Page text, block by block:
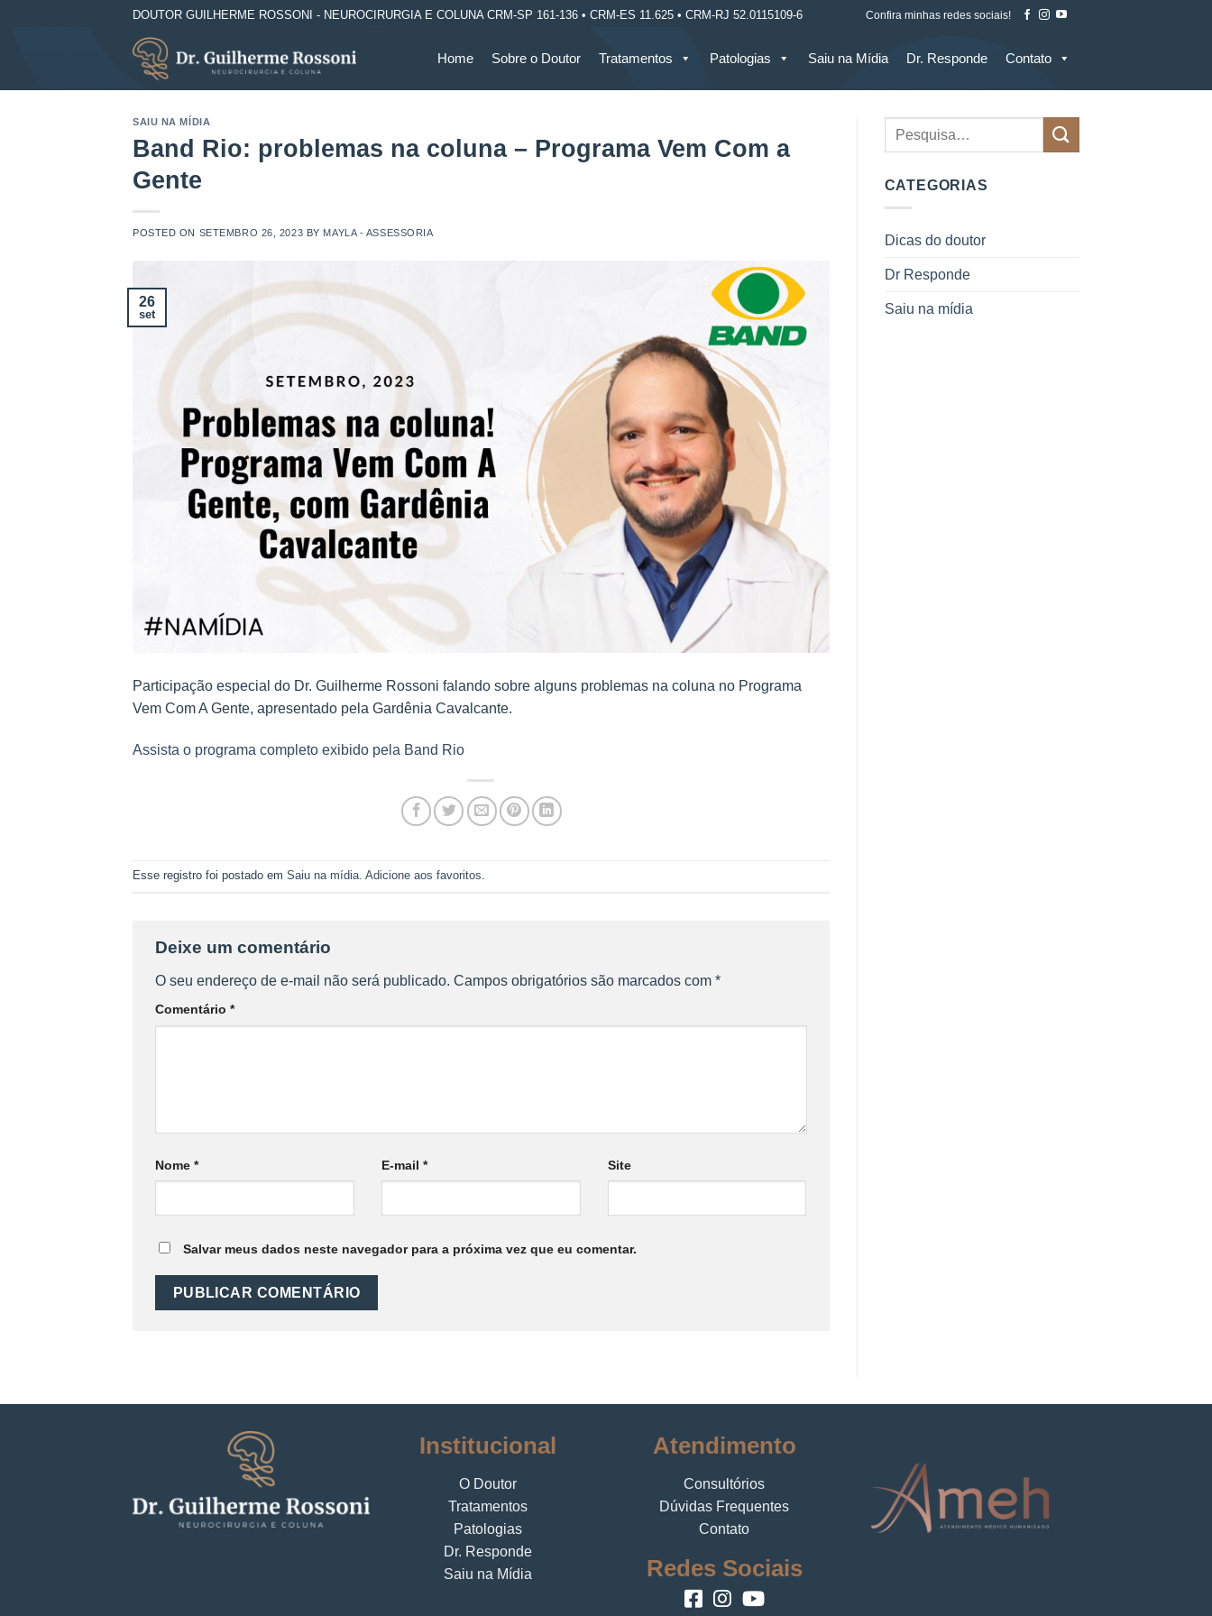
DOUTOR GUILHERME ROSSONI - NEUROCIRURGIA E COLUNA CRM-SP 161-136 • CRM-ES 11.625 • CRM-RJ 52.0115109-6 Confira minhas redes sociais!
Home Sobre o Doutor Tratamentos Patologias Saiu na Mídia Dr. Responde Contato
SAIU NA MÍDIA
Band Rio: problemas na coluna – Programa Vem Com a
Gente
POSTED ON SETEMBRO 26, 2023 BY MAYLA - ASSESSORIA
26
set
Participação especial do Dr. Guilherme Rossoni falando sobre alguns problemas na coluna no Programa
Vem Com A Gente, apresentado pela Gardênia Cavalcante.
Assista o programa completo exibido pela Band Rio
Esse registro foi postado em Saiu na mídia. Adicione aos favoritos.
Deixe um comentário
O seu endereço de e-mail não será publicado. Campos obrigatórios são marcados com *
Comentário *
Nome * E-mail * Site
Salvar meus dados neste navegador para a próxima vez que eu comentar.
CATEGORIAS
Dicas do doutor
Dr Responde
Saiu na mídia
Institucional
O Doutor
Tratamentos
Patologias
Dr. Responde
Saiu na Mídia
Atendimento
Consultórios
Dúvidas Frequentes
Contato
Redes Sociais